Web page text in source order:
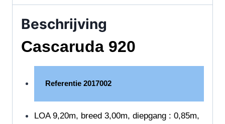
Beschrijving
Cascaruda 920
Referentie 2017002
LOA 9,20m, breed 3,00m, diepgang : 0,85m,